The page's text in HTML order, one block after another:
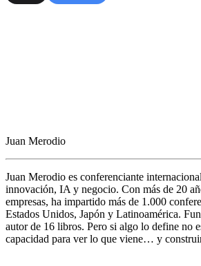
Juan Merodio
Juan Merodio es conferenciante
innovación, IA y negocio. Con más de 20
empresas, ha impartido más de 1.000
Estados Unidos, Japón y Latinoamérica.
autor de 16 libros. Pero si algo lo define no
capacidad para ver lo que viene… y